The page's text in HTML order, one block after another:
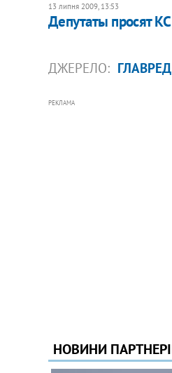
13 липня 2009, 13:53
Депутаты просят
ДЖЕРЕЛО: ГЛАВРЕД
РЕКЛАМА